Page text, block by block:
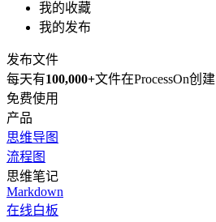
我的收藏
我的发布
发布文件
每天有100,000+文件在ProcessOn创建
免费使用
产品
思维导图
流程图
思维笔记
Markdown
在线白板